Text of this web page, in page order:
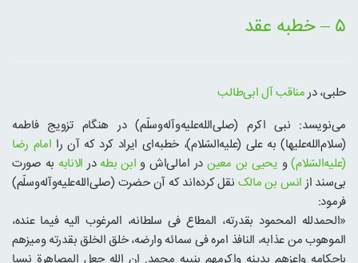
۵ – خطبه عقد
حلبی، درمناقب آل ابی‌طالب
می‌نویسد: نبی اکرم (صلی‌الله‌علیه‌و‌آله‌وسلّم) در هنگام تزویج فاطمه
(سلام‌الله‌علیها) به علی (علیه‌السّلام)، خطبه‌ای ایراد کرد که آن را امام رضا
(علیه‌السّلام)و یحیی بن معیندر امالی‌اش و ابن بطه در الانابه به صورت
بی‌سند از انس بن مالک نقل کرده‌اند که آن حضرت (صلی‌الله‌علیه‌و‌آله‌وسلّم)
فرمود:
«الحمدلله المحمود بقدرته، المطاع فی سلطانه، المرغوب الیه فیما عنده،
الموهوب من عذابه، النافذ امره فی سمائه وارضه، خلق الخلق بقدرته ومیزهم